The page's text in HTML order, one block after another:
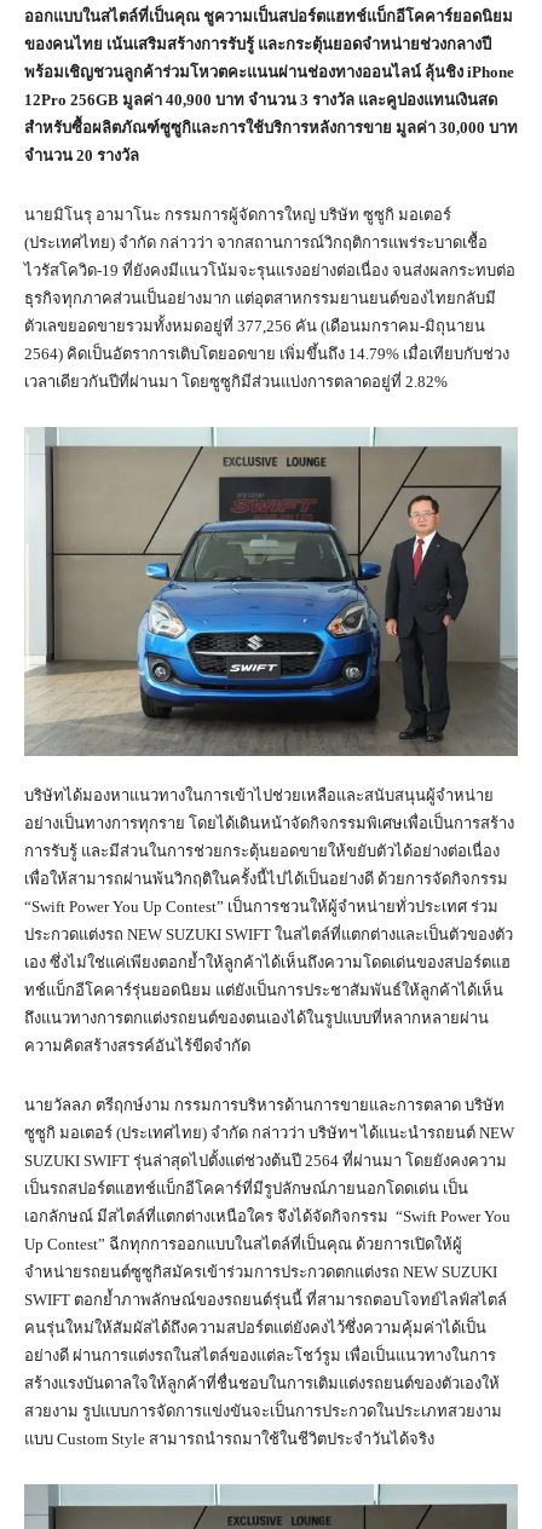
ออกแบบในสไตล์ที่เป็นคุณ ชูความเป็นสปอร์ตแฮทช์แบ็กอีโคคาร์ยอดนิยม
ของคนไทย เน้นเสริมสร้างการรับรู้ และกระตุ้นยอดจำหน่ายช่วงกลางปี
พร้อมเชิญชวนลูกค้าร่วมโหวตคะแนนผ่านช่องทางออนไลน์ ลุ้นชิง iPhone
12Pro 256GB มูลค่า 40,900 บาท จำนวน 3 รางวัล และคูปองแทนเงินสด
สำหรับซื้อผลิตภัณฑ์ซูซูกิและการใช้บริการหลังการขาย มูลค่า 30,000 บาท
จำนวน 20 รางวัล
นายมิโนรุ อามาโนะ กรรมการผู้จัดการใหญ่ บริษัท ซูซูกิ มอเตอร์
(ประเทศไทย) จำกัด กล่าวว่า จากสถานการณ์วิกฤติการแพร่ระบาดเชื้อ
ไวรัสโควิด-19 ที่ยังคงมีแนวโน้มจะรุนแรงอย่างต่อเนื่อง จนส่งผลกระทบต่อ
ธุรกิจทุกภาคส่วนเป็นอย่างมาก แต่อุตสาหกรรมยานยนต์ของไทยกลับมี
ตัวเลขยอดขายรวมทั้งหมดอยู่ที่ 377,256 คัน (เดือนมกราคม-มิถุนายน
2564) คิดเป็นอัตราการเติบโตยอดขาย เพิ่มขึ้นถึง 14.79% เมื่อเทียบกับช่วง
เวลาเดียวกันปีที่ผ่านมา โดยซูซูกิมีส่วนแบ่งการตลาดอยู่ที่ 2.82%
บริษัทได้มองหาแนวทางในการเข้าไปช่วยเหลือและสนับสนุนผู้จำหน่าย
อย่างเป็นทางการทุกราย โดยได้เดินหน้าจัดกิจกรรมพิเศษเพื่อเป็นการสร้าง
การรับรู้ และมีส่วนในการช่วยกระตุ้นยอดขายให้ขยับตัวได้อย่างต่อเนื่อง
เพื่อให้สามารถผ่านพ้นวิกฤติในครั้งนี้ไปได้เป็นอย่างดี ด้วยการจัดกิจกรรม
“Swift Power You Up Contest” เป็นการชวนให้ผู้จำหน่ายทั่วประเทศ ร่วม
ประกวดแต่งรถ NEW SUZUKI SWIFT ในสไตล์ที่แตกต่างและเป็นตัวของตัว
เอง ซึ่งไม่ใช่แค่เพียงตอกย้ำให้ลูกค้าได้เห็นถึงความโดดเด่นของสปอร์ตแฮ
ทช์แบ็กอีโคคาร์รุ่นยอดนิยม แต่ยังเป็นการประชาสัมพันธ์ให้ลูกค้าได้เห็น
ถึงแนวทางการตกแต่งรถยนต์ของตนเองได้ในรูปแบบที่หลากหลายผ่าน
ความคิดสร้างสรรค์อันไร้ขีดจำกัด
นายวัลลภ ตรีฤกษ์งาม กรรมการบริหารด้านการขายและการตลาด บริษัท
ซูซูกิ มอเตอร์ (ประเทศไทย) จำกัด กล่าวว่า บริษัทฯ ได้แนะนำรถยนต์ NEW
SUZUKI SWIFT รุ่นล่าสุดไปตั้งแต่ช่วงต้นปี 2564 ที่ผ่านมา โดยยังคงความ
เป็นรถสปอร์ตแฮทช์แบ็กอีโคคาร์ที่มีรูปลักษณ์ภายนอกโดดเด่น เป็น
เอกลักษณ์ มีสไตล์ที่แตกต่างเหนือใคร จึงได้จัดกิจกรรม “Swift Power You
Up Contest” ฉีกทุกการออกแบบในสไตล์ที่เป็นคุณ ด้วยการเปิดให้ผู้
จำหน่ายรถยนต์ซูซูกิสมัครเข้าร่วมการประกวดตกแต่งรถ NEW SUZUKI
SWIFT ตอกย้ำภาพลักษณ์ของรถยนต์รุ่นนี้ ที่สามารถตอบโจทย์ไลฟ์สไตล์
คนรุ่นใหม่ให้สัมผัสได้ถึงความสปอร์ตแต่ยังคงไว้ซึ่งความคุ้มค่าได้เป็น
อย่างดี ผ่านการแต่งรถในสไตล์ของแต่ละโชว์รูม เพื่อเป็นแนวทางในการ
สร้างแรงบันดาลใจให้ลูกค้าที่ชื่นชอบในการเติมแต่งรถยนต์ของตัวเองให้
สวยงาม รูปแบบการจัดการแข่งขันจะเป็นการประกวดในประเภทสวยงาม
แบบ Custom Style สามารถนำรถมาใช้ในชีวิตประจำวันได้จริง